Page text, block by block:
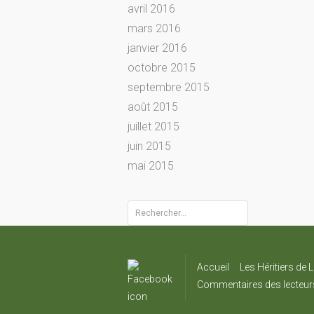
avril 2016
mars 2016
janvier 2016
octobre 2015
septembre 2015
août 2015
juillet 2015
juin 2015
mai 2015
Rechercher :
Accueil Les Héritiers de
Commentaires des